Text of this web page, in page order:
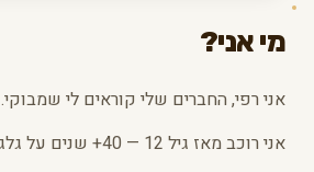
מי אני?
אני רפי, החברים שלי קוראים לי שמבוקי.
אני רוכב מאז גיל 12 — 40+ שנים על גלגל אחד.